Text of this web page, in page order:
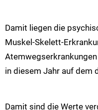
Damit liegen die
Muskel-Skelett-
in diesem Jahr auf dem
Damit sind die Werte